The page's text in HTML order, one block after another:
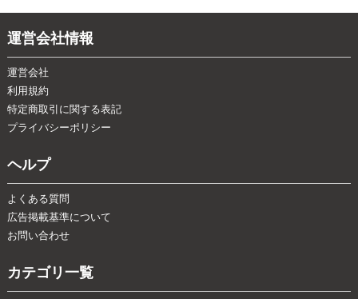
運営会社情報
運営会社
利用規約
特定商取引に関する表記
プライバシーポリシー
ヘルプ
よくある質問
広告掲載基準について
お問い合わせ
カテゴリ一覧